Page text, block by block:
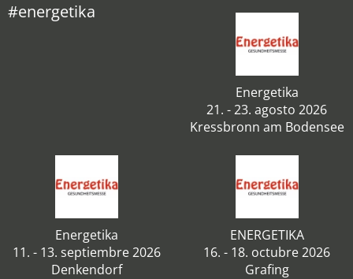
#energetika
Energetika
21. - 23. agosto 2026
Kressbronn am Bodensee
Energetika
11. - 13. septiembre 2026
Denkendorf
ENERGETIKA
16. - 18. octubre 2026
Grafing